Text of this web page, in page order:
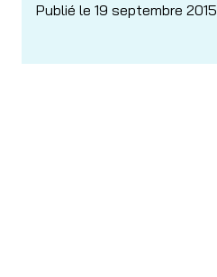
Publié le 19 septembre 2015